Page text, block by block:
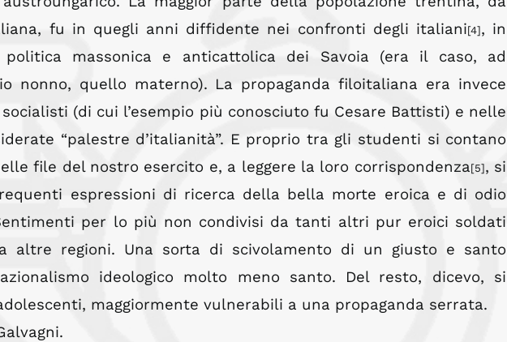
fu in quegli anni diffidente nei confronti degli italiani[4], in
politica massonica e anticattolica dei Savoia (era il caso, ad
nonno, quello materno). La propaganda filoitaliana era invece
(di cui l’esempio più conosciuto fu Cesare Battisti) e nelle
“palestre d’italianità”. E proprio tra gli studenti si contano
file del nostro esercito e, a leggere la loro corrispondenza[5], si
espressioni di ricerca della bella morte eroica e di odio
per lo più non condivisi da tanti altri pur eroici soldati
altre regioni. Una sorta di scivolamento di un giusto e santo
ideologico molto meno santo. Del resto, dicevo, si
maggiormente vulnerabili a una propaganda serrata.